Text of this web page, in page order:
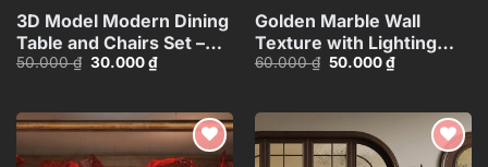
3D Model Modern Dining
Table and Chairs Set –
3ds Max_115760988
50.000₫ Giá
30.000₫Giá
hiện
30.000 ₫.
Golden Marble Wall
Texture with Lighting
Effect_HCI4803710168143
60.000₫ Giá
50.000₫Giá
hiện
50.000 ₫.